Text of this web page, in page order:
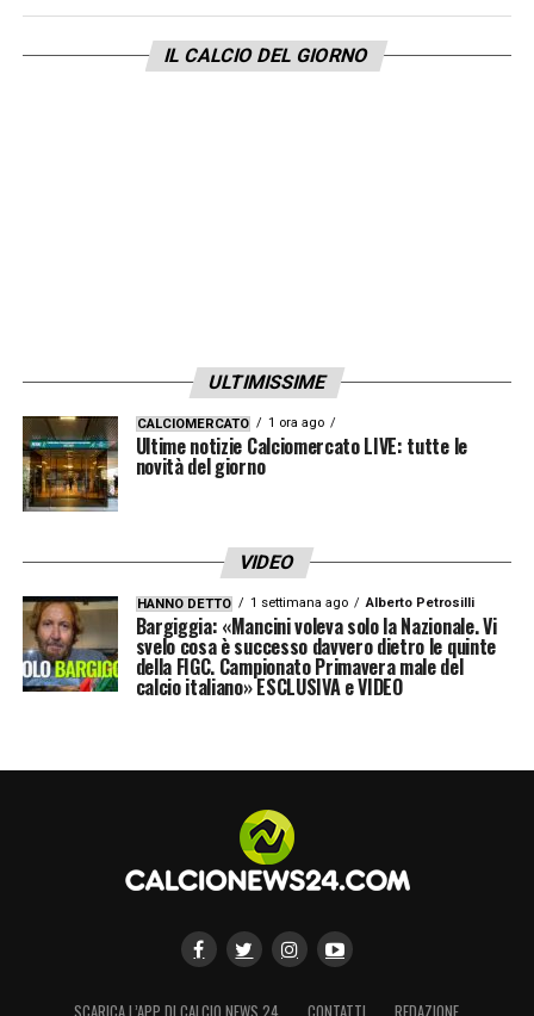
IL CALCIO DEL GIORNO
ULTIMISSIME
CALCIOMERCATO 1 ora ago
Ultime notizie Calciomercato LIVE: tutte le
novità del giorno
VIDEO
HANNO DETTO 1 settimana ago Alberto Petrosilli
Bargiggia: «Mancini voleva solo la Nazionale. Vi
svelo cosa è successo davvero dietro le quinte
della FIGC. Campionato Primavera male del
calcio italiano» ESCLUSIVA e VIDEO
SCARICA L’APP DI CALCIO NEWS 24 CONTATTI REDAZIONE